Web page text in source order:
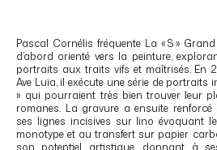
Pascal Cornélis fréquente La « S »
d’abord orienté vers la peinture,
portraits aux traits vifs et maîtrisés. En
Ave Luïa, il exécute une série de portraits
» qui pourraient très bien trouver leur
romanes. La gravure a ensuite
ses lignes incisives sur lino évoquant
monotype et au transfert sur papier
son potentiel artistique, donnant à